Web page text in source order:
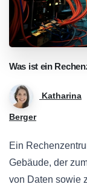
Was ist ein
Katharina
Berger
Ein
Gebäude, der
von Daten sowie